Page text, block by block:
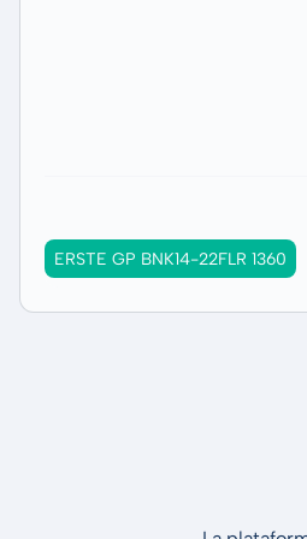
ERSTE GP BNK14-22FLR 1360